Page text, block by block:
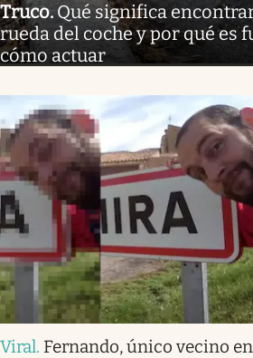
Truco.Qué significa
rueda del coche y por qué es
cómo actuar
Viral. Fernando, único vecino